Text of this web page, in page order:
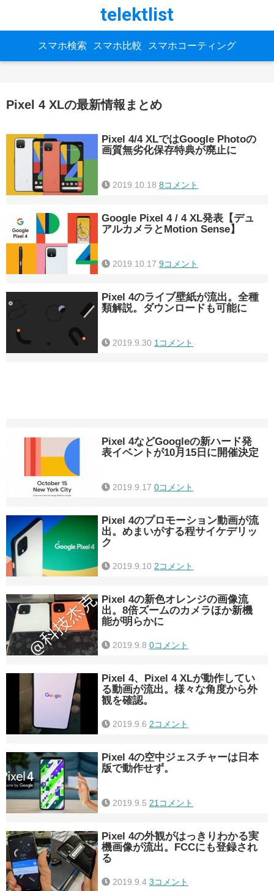
telektlist
スマホ検索 スマホ比較 スマホコーティング
Pixel 4 XLの最新情報まとめ
Pixel 4/4 XLではGoogle Photoの
画質無劣化保存特典が廃止に
2019.10.18 8コメント
Google Pixel 4 / 4 XL発表【デュ
アルカメラとMotion Sense】
2019.10.17 9コメント
Pixel 4のライブ壁紙が流出。全種
類解説。ダウンロードも可能に
2019.9.30 1コメント
Pixel 4などGoogleの新ハード発
表イベントが10月15日に開催決定
2019.9.17 0コメント
Pixel 4のプロモーション動画が流
出。めまいがする程サイケデリッ
ク
2019.9.10 2コメント
Pixel 4の新色オレンジの画像流
出。8倍ズームのカメラほか新機
能が明らかに
2019.9.8 0コメント
Pixel 4、Pixel 4 XLが動作してい
る動画が流出。様々な角度から外
観を確認。
2019.9.6 2コメント
Pixel 4の空中ジェスチャーは日本
版で動作せず。
2019.9.5 21コメント
Pixel 4の外観がはっきりわかる実
機画像が流出。FCCにも登録され
る
2019.9.4 3コメント